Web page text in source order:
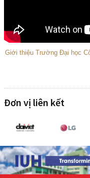
Giới thiệu Trường Đại học
Đơn vị liên kết